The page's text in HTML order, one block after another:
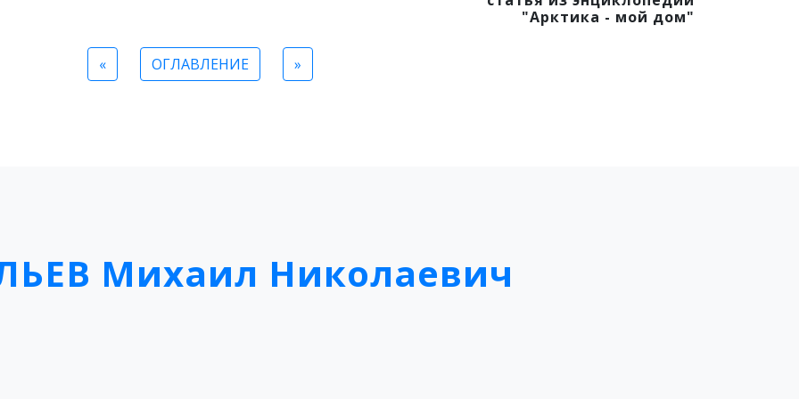
"Арктика - мой дом"
« ОГЛАВЛЕНИЕ »
Михаил Николаевич